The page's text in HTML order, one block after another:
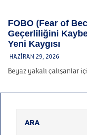
FOBO (Fear of
Geçerliliğini
Yeni Kaygısı
HAZIRAN 29, 2026
Beyaz yakalı çalışanlar